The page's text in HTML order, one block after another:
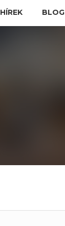
HÍREK BLOG